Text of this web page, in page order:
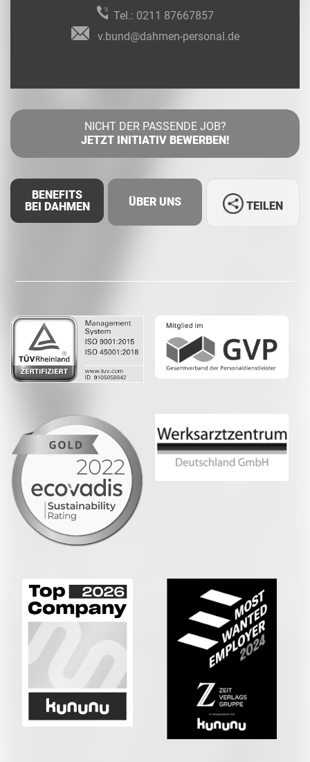
Tel.: 0211 87667857
v.bund@dahmen-personal.de
NICHT DER PASSENDE JOB?
JETZT INITIATIV BEWERBEN!
BENEFITS
BEI DAHMEN
ÜBER UNS TEILEN